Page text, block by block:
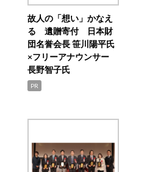
故人の「想い」かなえ
る 遺贈寄付 日本財
団名誉会長 笹川陽平氏
×フリーアナウンサー
長野智子氏
PR